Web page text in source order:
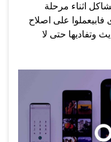
اثناء مرحلة
على اصلاح
وتفاديها حتى لا